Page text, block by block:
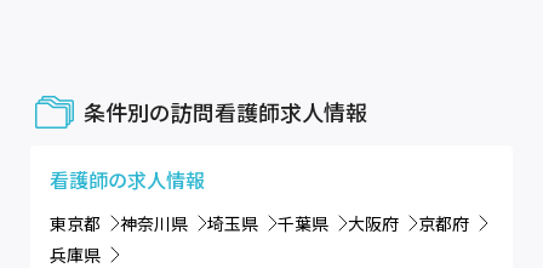
条件別の訪問看護師求人情報
看護師の求人情報
東京都 神奈川県 埼玉県 千葉県 大阪府
京都府
兵庫県